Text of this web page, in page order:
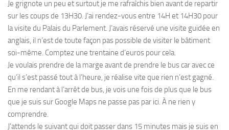
Je grignote un peu et surtout je me rafraîchis bien avant de repartir
sur les coups de 13H30. J’ai rendez-vous entre 14H et 14H30 pour
la visite du Palais du Parlement. J’avais réservé une visite guidée en
anglais, il n’est de toute façon pas possible de visiter le bâtiment
soi-même. Comptez une trentaine d’euros pour cela.
Je voulais prendre de la marge avant de prendre le bus car avec ce
qu’il s’est passé tout à l’heure, je réalise vite que rien n’est gagné.
En me rendant à l’arrêt de bus, je vois une fois de plus que le bus
que je suis sur Google Maps ne passe pas par ici. À ne rien y
comprendre.
J’attends le suivant qui doit passer dans 15 minutes mais je suis en